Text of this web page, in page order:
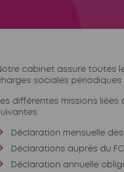
cabinet assure toutes
sociales périodiques
différentes missions
:
Déclaration mensuelle
Déclarations auprès du
Déclaration annuelle